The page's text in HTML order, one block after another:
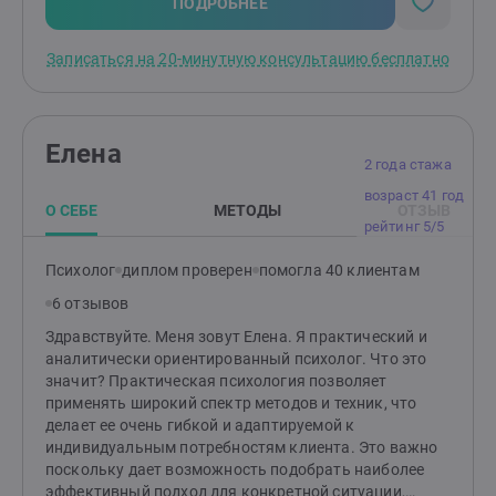
возникших трудностей и найти эффективные способы
отношения и понять своего ребенка.
Записаться на 20-минутную консультацию бесплатно
2 года стажа
возраст 41 год
рейтинг 5/5
Елена
О СЕБЕ МЕТОДЫ
Психолог диплом проверен помогла 40 клиентам
6 отзывов
Здравствуйте. Меня зовут Елена. Я практический и
аналитически ориентированный психолог. Что это
значит? Практическая психология позволяет
применять широкий спектр методов и техник, что
делает ее очень гибкой и адаптируемой к
индивидуальным потребностям клиента. Это важно
поскольку дает возможность подобрать наиболее
эффективный подход для конкретной ситуации,